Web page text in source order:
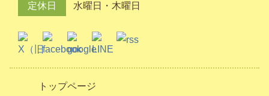
定休日
水曜日・木曜日
トップページ